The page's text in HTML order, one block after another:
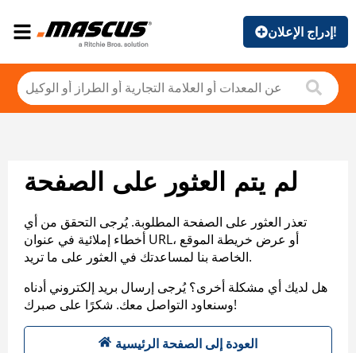
إدراج الإعلان!
لم يتم العثور على الصفحة
تعذر العثور على الصفحة المطلوبة. يُرجى التحقق من أي
أخطاء إملائية في عنوان URL، أو عرض خريطة الموقع
الخاصة بنا لمساعدتك في العثور على ما تريد.
هل لديك أي مشكلة أخرى؟ يُرجى إرسال بريد إلكتروني أدناه
وسنعاود التواصل معك. شكرًا على صبرك!
العودة إلى الصفحة الرئيسية